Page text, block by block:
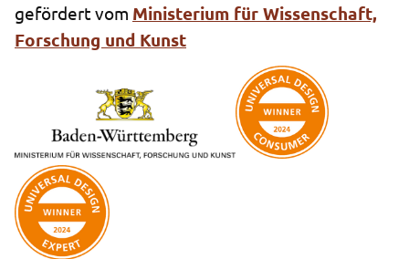
gefördert vom Ministerium für Wissenschaft,
Forschung und Kunst